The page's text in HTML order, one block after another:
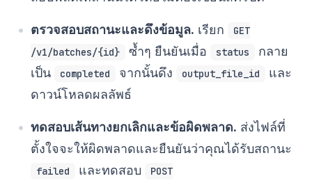
ตรวจสอบสถานะและดึงข้อมูล. เรียก
GET
/v1/batches/{id}
ซ้ำๆ ยืนยันเมื่อ status
กลาย
เป็น
completed จากนั้นดึง output_file_id
และ
ดาวน์โหลดผลลัพธ์
ทดสอบเส้นทางยกเลิกและข้อผิดพลาด. ส่งไฟล์ที่
ตั้งใจจะให้ผิดพลาดและยืนยันว่าคุณได้รับสถานะ
failed และทดสอบ
POST